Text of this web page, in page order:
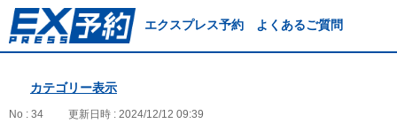
エクスプレス予約 よくあるご質問
カテゴリー表示
No : 34 更新日時 : 2024/12/12 09:39